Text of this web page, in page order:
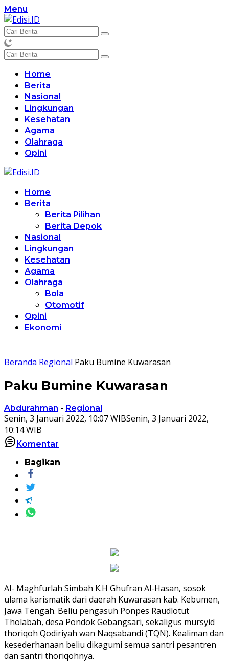
Langsung
ke
konten
Menu
Home
Berita
Nasional
Lingkungan
Kesehatan
Agama
Olahraga
Opini
Home
Berita
Berita Pilihan
Berita Depok
Nasional
Lingkungan
Kesehatan
Agama
Olahraga
Bola
Otomotif
Opini
Ekonomi
Beranda Regional Paku Bumine Kuwarasan
Paku Bumine Kuwarasan
Abdurahman - Regional
Senin, 3 Januari 2022, 10:07 WIBSenin, 3 Januari 2022,
10:14 WIB
Komentar
Bagikan
Al- Maghfurlah Simbah K.H Ghufran Al-Hasan, sosok
ulama karismatik dari daerah Kuwarasan kab. Kebumen,
Jawa Tengah. Beliu pengasuh Ponpes Raudlotut
Tholabah, desa Pondok Gebangsari, sekaligus mursyid
thoriqoh Qodiriyah wan Naqsabandi (TQN). Kealiman dan
kesederhanaan beliu dikagumi semua santri pesantren
dan santri thoriqohnya.